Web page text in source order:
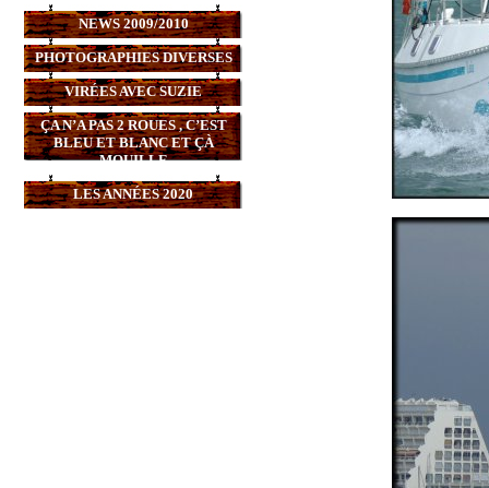
NEWS 2009/2010
PHOTOGRAPHIES DIVERSES
VIRÉES AVEC SUZIE
ÇA N’A PAS 2 ROUES , C’EST
BLEU ET BLANC ET ÇÀ
MOUILLE
LES ANNÉES 2020